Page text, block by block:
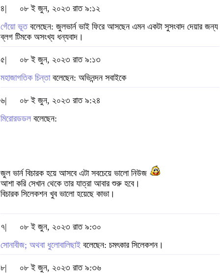
৪|
০৮ ই জুন, ২০২৩ রাত ৯:১২
গেঁয়ো ভূতবলেছেন: জুলভার্ন ভাই ফিরে আসছেন এমন একটা সুসংবাদ দেয়ার জন্য
ব্লগ টিমকে অসংখ্য ধন্যবাদ।
৫|
০৮ ই জুন, ২০২৩ রাত ৯:১৩
মহাজাগতিক চিন্তাবলেছেন: অভিনন্দন সবাইকে
৬|
০৮ ই জুন, ২০২৩ রাত ৯:২৪
মিরোরডডল বলেছেন:
জুল ভার্ন বিচারক হয়ে আসবে এটা সবচেয়ে ভালো নিউজ
আশা করি সেখান থেকে তার যাত্রা আবার শুরু হবে।
বিচারক সিলেকশন খুব ভালো হয়েছে কাভা।
৭|
০৮ ই জুন, ২০২৩ রাত ৯:৩০
সোনাবীজ; অথবা ধুলোবালিছাই বলেছেন: চমৎকার সিলেকশন।
৮|
০৮ ই জুন, ২০২৩ রাত ৯:৩৬